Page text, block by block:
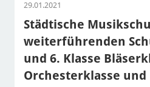
29.01.2021
Städtische
weiterführenden
und 6. Klasse
Orchesterklasse und